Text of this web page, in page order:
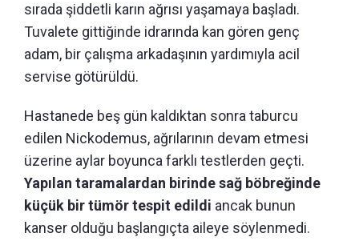
sırada şiddetli karın ağrısı yaşamaya başladı.
Tuvalete gittiğinde idrarında kan gören genç
adam, bir çalışma arkadaşının yardımıyla acil
servise götürüldü.
Hastanede beş gün kaldıktan sonra taburcu
edilen Nickodemus, ağrılarının devam etmesi
üzerine aylar boyunca farklı testlerden geçti.
Yapılan taramalardan birinde sağ böbreğinde
küçük bir tümör tespit edildi ancak bunun
kanser olduğu başlangıçta aileye söylenmedi.